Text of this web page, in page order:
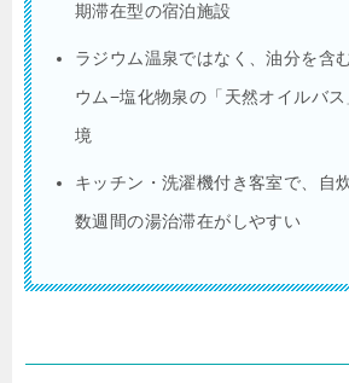
期滞在型の宿泊施設
ラジウム温泉ではなく、油分を含
ウム−塩化物泉の「天然オイルバ
境
キッチン・洗濯機付き客室で、自
数週間の湯治滞在がしやすい